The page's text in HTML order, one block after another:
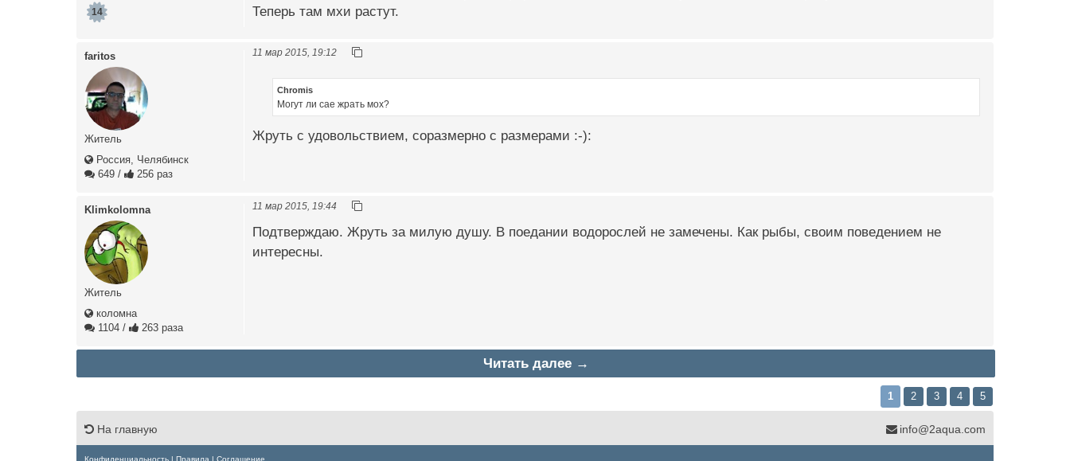
14
Теперь там мхи растут.
faritos
Житель
Россия, Челябинск
649 / 256 раз
11 мар 2015, 19:12
Chromis
Могут ли сае жрать мох?
Жруть с удовольствием, соразмерно с размерами :-):
Klimkolomna
Житель
коломна
1104 / 263 раза
11 мар 2015, 19:44
Подтверждаю. Жруть за милую душу. В поедании водорослей не замечены. Как рыбы, своим поведением не
интересны.
Читать далее →
1 2 3 4 5
На главную info@2aqua.com
Конфиденциальность | Правила | Соглашение